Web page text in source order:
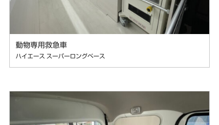
動物専用救急車
ハイエース スーパーロングベース